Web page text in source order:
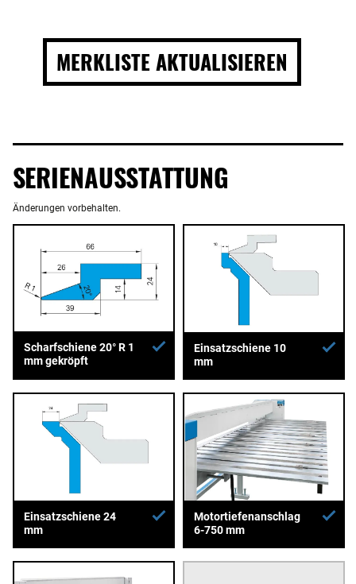
MERKLISTE AKTUALISIEREN
SERIENAUSSTATTUNG
Änderungen vorbehalten.
Scharfschiene 20° R 1
mm gekröpft
Einsatzschiene 10
mm
Einsatzschiene 24
mm
Motortiefenanschlag
6-750 mm